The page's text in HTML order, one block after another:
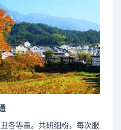
各等量。共研细粉，每次服